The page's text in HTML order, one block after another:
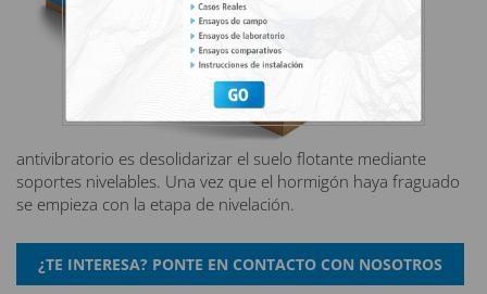
antivibratorio es desolidarizar el suelo flotante mediante
soportes nivelables. Una vez que el hormigón haya fraguado
se empieza con la etapa de nivelación.